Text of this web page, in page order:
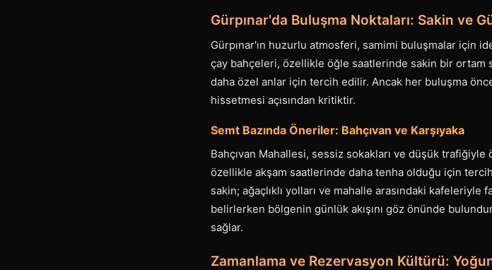
Gürpınar'da Buluşma Noktaları: Sakin ve
Gürpınar'ın huzurlu atmosferi, samimi buluşmalar için
çay bahçeleri, özellikle öğle saatlerinde sakin bir ortam
daha özel anlar için tercih edilir. Ancak her buluşma
hissetmesi açısından kritiktir.
Semt Bazında Öneriler: Bahçıvan ve Karşıyaka
Bahçıvan Mahallesi, sessiz sokakları ve düşük
özellikle akşam saatlerinde daha tenha olduğu için
sakin; ağaçlıklı yolları ve mahalle arasındaki kafeleriyle
belirlerken bölgenin günlük akışını göz önünde
sağlar.
Zamanlama ve Rezervasyon Kültürü: